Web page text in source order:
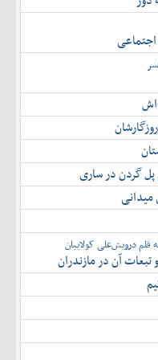
پل گردن در ساری
میدانی
قلم درویش‌علی کولاییان
آن در مازندران